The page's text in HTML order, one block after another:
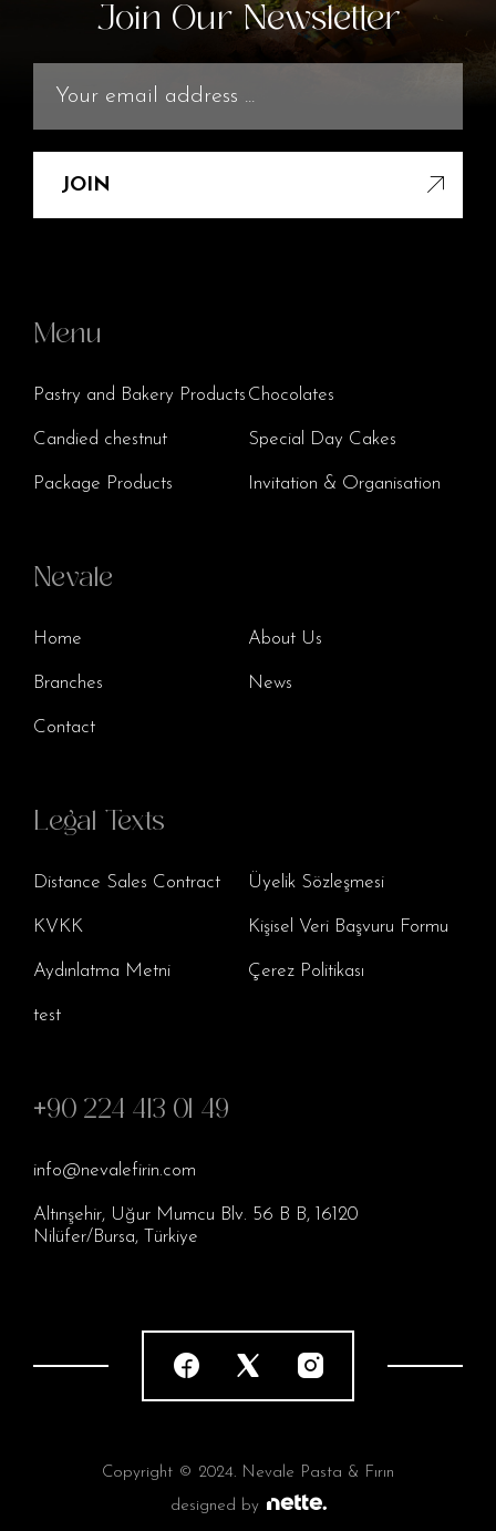
Join Our Newsletter
JOIN
Menu
Pastry and Bakery Products Chocolates
Candied chestnut Special Day Cakes
Package Products Invitation & Organisation
Nevale
Home About Us
Branches News
Contact
Legal Texts
Distance Sales Contract Üyelik Sözleşmesi
KVKK Kişisel Veri Başvuru Formu
Aydınlatma Metni Çerez Politikası
test
+90 224 413 01 49
info@nevalefirin.com
Altınşehir, Uğur Mumcu Blv. 56 B B, 16120
Nilüfer/Bursa, Türkiye
Copyright © 2024. Nevale Pasta & Fırın
designed by